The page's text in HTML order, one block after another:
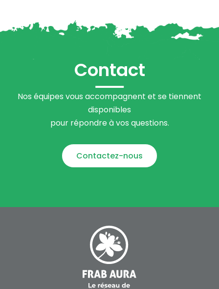
Contact
Nos équipes vous accompagnent et se tiennent
disponibles
pour répondre à vos questions.
Contactez-nous